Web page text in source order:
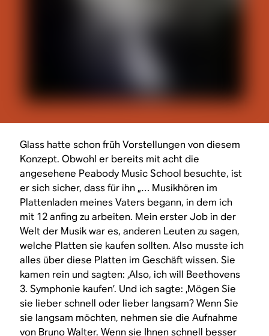
Glass hatte schon früh Vorstellungen von diesem
Konzept. Obwohl er bereits mit acht die
angesehene Peabody Music School besuchte, ist
er sich sicher, dass für ihn „… Musikhören im
Plattenladen meines Vaters begann, in dem ich
mit 12 anfing zu arbeiten. Mein erster Job in der
Welt der Musik war es, anderen Leuten zu sagen,
welche Platten sie kaufen sollten. Also musste ich
alles über diese Platten im Geschäft wissen. Sie
kamen rein und sagten: ‚Also, ich will Beethovens
3. Symphonie kaufen’. Und ich sagte: ‚Mögen Sie
sie lieber schnell oder lieber langsam? Wenn Sie
sie langsam möchten, nehmen sie die Aufnahme
von Bruno Walter. Wenn sie Ihnen schnell besser